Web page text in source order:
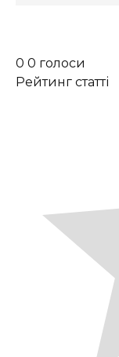
0 0 голоси
Рейтинг статті